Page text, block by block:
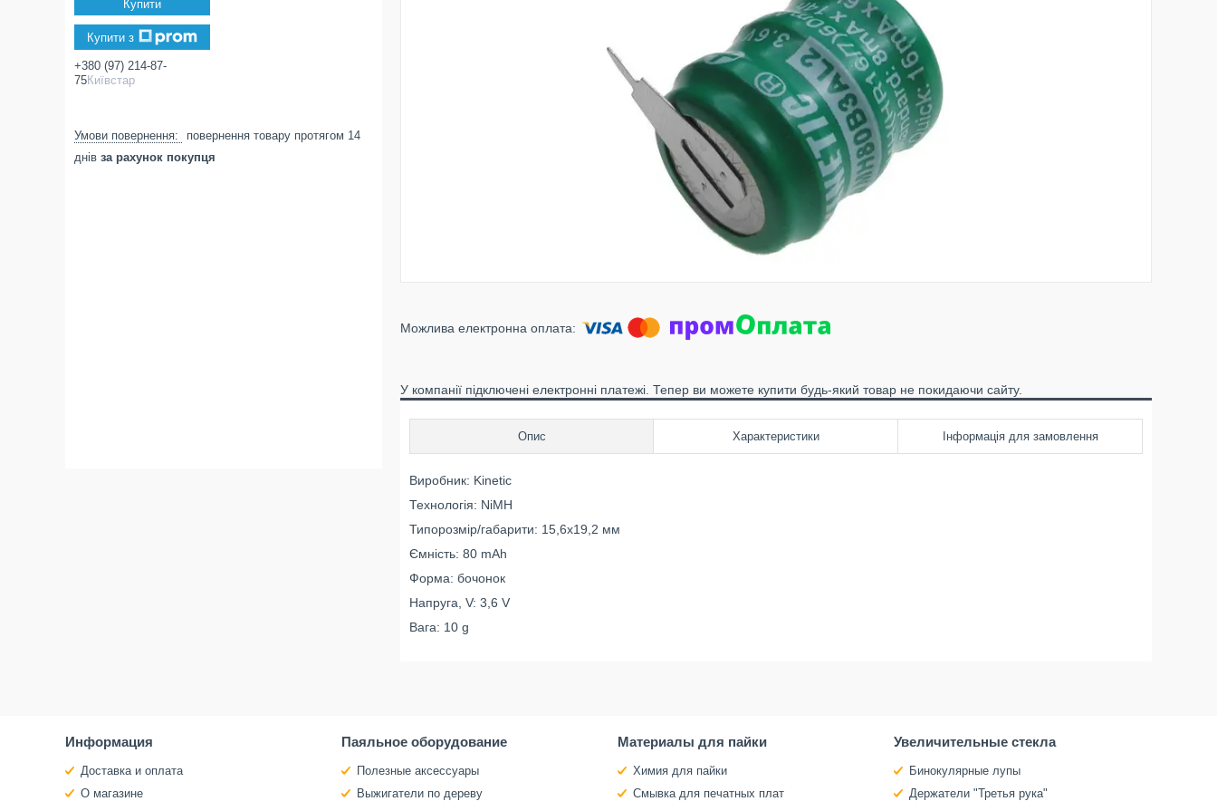
У компанії підключені електронні платежі. Тепер ви можете купити будь-який товар не покидаючи сайту.
Опис Характеристики Інформація для замовлення
Виробник: Kinetic
Технологія: NiMH
Типорозмір/габарити: 15,6x19,2 мм
Ємність: 80 mAh
Форма: бочонок
Напруга, V: 3,6 V
Вага: 10 g
Купити
Купити з
+380 (97) 214-87-
75Київстар
повернення товару протягом 14
днів за рахунок покупця
Информация
Доставка и оплата
О магазине
Паяльное оборудование
Полезные аксессуары
Выжигатели по дереву
Материалы для пайки
Химия для пайки
Смывка для печатных плат
Увеличительные стекла
Бинокулярные лупы
Держатели "Третья рука"